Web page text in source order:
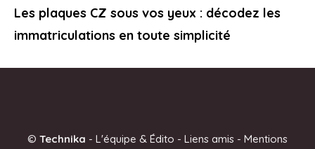
Les plaques CZ sous vos yeux : décodez les
immatriculations en toute simplicité
© Technika - L'équipe & Édito - Liens amis - Mentions